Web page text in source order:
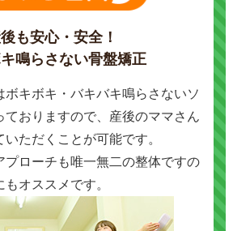
も安心・安全！
鳴らさない骨盤矯正
ボキボキ・バキバキ鳴らさないソ
ておりますので、産後のママさん
ただくことが可能です。
プローチも唯一無二の整体ですの
オススメです。